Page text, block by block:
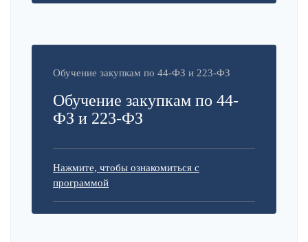
Обучение закупкам по 44-ФЗ и 223-ФЗ
Обучение закупкам по 44-
ФЗ и 223-ФЗ
Нажмите, чтобы ознакомиться с
программой